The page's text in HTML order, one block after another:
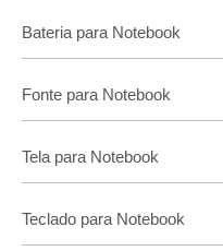
Bateria para Notebook
Fonte para Notebook
Tela para Notebook
Teclado para Notebook